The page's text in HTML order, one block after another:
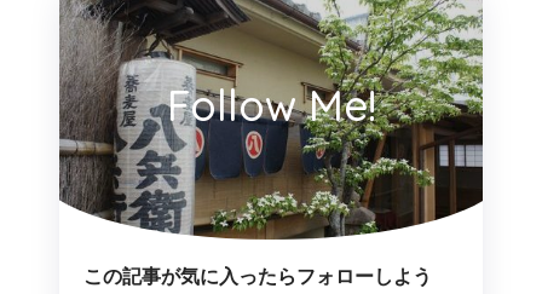
Follow Me!
この記事が気に入ったらフォローしよう